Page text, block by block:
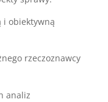
i obiektywną
rzeczoznawcy
analiz